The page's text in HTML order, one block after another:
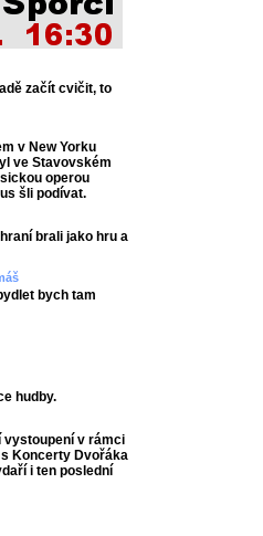
začít cvičit, to
v New Yorku
ve Stavovském
operou
šli podívat.
brali jako hru a
bych tam
hudby.
vystoupení v rámci
Koncerty Dvořáka
i ten poslední